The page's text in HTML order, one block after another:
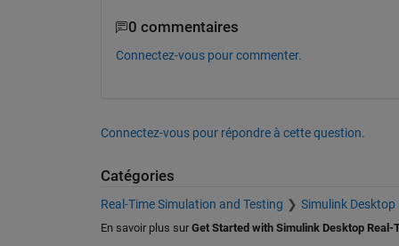
0 commentaires
Connectez-vous pour commenter.
Connectez-vous pour répondre à cette question.
Catégories
Real-Time Simulation and Testing Simulink Desktop
En savoir plus sur Get Started with Simulink Desktop Real-